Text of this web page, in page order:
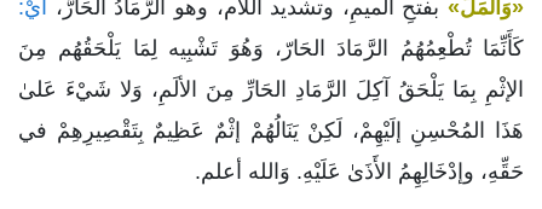
«وَالمَلُّ» بفتحِ الميمِ، وتشديد اللام، وهو الرَّمَادُ الحَارُّ، أَيْ:
كَأَنِّمَا تُطْعِمُهُمُ الرَّمَادَ الحَارّ، وَهُوَ تَشْبِيه لِمَا يَلْحَقُهُم مِنَ
الإثْمِ بِمَا يَلْحَقُ آكِلَ الرَّمَادِ الحَارِّ مِنَ الألَمِ، وَلا شَيْءَ عَلىٰ
هَذَا المُحْسِنِ إلَيْهِمْ، لَكِنْ يَنَالُهُمْ إثْمٌ عَظِيمٌ بِتَقْصِيرِهِمْ في
حَقِّهِ، وإدْخَالِهِمُ الأَذَىٰ عَلَيْهِ. وَالله أعلم.